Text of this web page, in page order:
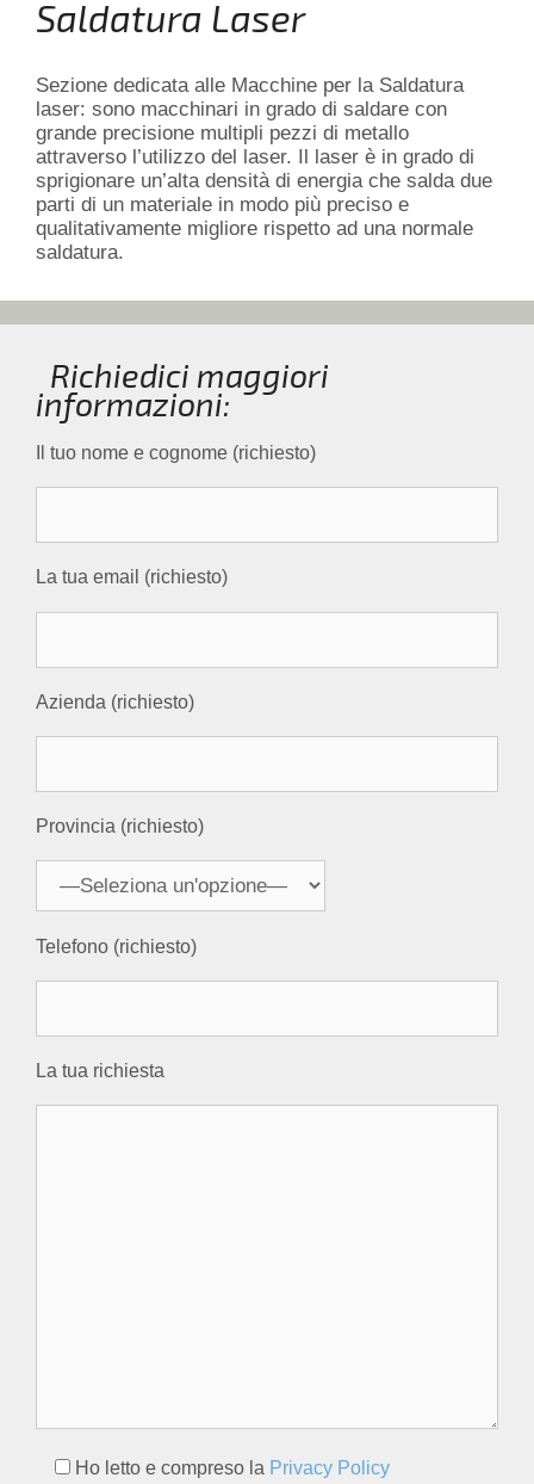
Saldatura Laser
Sezione dedicata alle Macchine per la Saldatura
laser: sono macchinari in grado di saldare con
grande precisione multipli pezzi di metallo
attraverso l’utilizzo del laser. Il laser è in grado di
sprigionare un’alta densità di energia che salda due
parti di un materiale in modo più preciso e
qualitativamente migliore rispetto ad una normale
saldatura.
Richiedici maggiori
informazioni:
Il tuo nome e cognome (richiesto)
La tua email (richiesto)
Azienda (richiesto)
Provincia (richiesto)
Telefono (richiesto)
La tua richiesta
Ho letto e compreso la Privacy Policy